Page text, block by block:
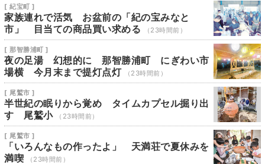
[ 紀宝町 ]
家族連れで活気 お盆前の「紀の宝みなと
市」 目当ての商品買い求める
（23時間前）
[ 那智勝浦町 ]
夜の足湯 幻想的に 那智勝浦町 にぎわい市
場横 今月末まで提灯点灯
（23時間前）
[ 尾鷲市 ]
半世紀の眠りから覚め タイムカプセル掘り出
す 尾鷲小
（23時間前）
[ 尾鷲市 ]
「いろんなもの作ったよ」 天満荘で夏休みを
満喫
（23時間前）